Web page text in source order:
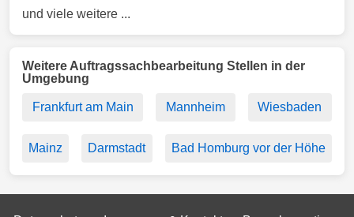
und viele weitere ...
Weitere Auftragssachbearbeitung Stellen in der
Umgebung
Frankfurt am Main Mannheim Wiesbaden
Mainz Darmstadt Bad Homburg vor der Höhe